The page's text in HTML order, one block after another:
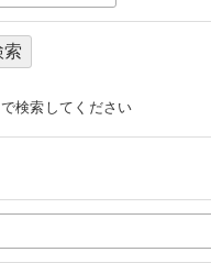
で検索してください